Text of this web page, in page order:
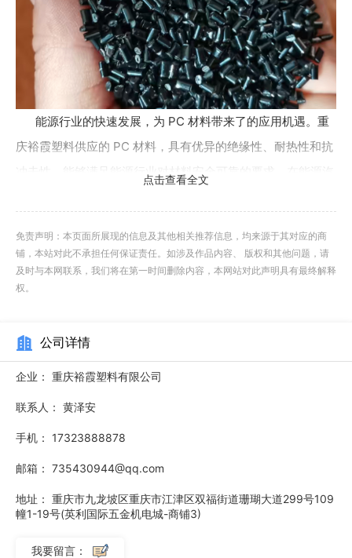
能源行业的快速发展，为 PC 材料带来了的应用机遇。重
庆裕霞塑料供应的 PC 材料，具有优异的绝缘性、耐热性和抗
冲击性，能够满足能源行业对材料安全可靠的要求。在能源汽
壳、仪表盘、中控面板等零部件；在光伏领域，可用于制造光
伏逆变器外壳、接线盒、光伏组件边框等产品；在风电领域，
可用于制造风电控制系统外壳、机舱罩内部部件等产品。公司
PC 材料，满足客户的多样化需求。成都加纤增强PC批发价格
重庆裕霞提供 PC 一站式采购服务，搭配 ABS、PA66 等材料
点击查看全文
免责声明：本页面所展现的信息及其他相关推荐信息，均来源于其对应的商
铺，本站对此不承担任何保证责任。如涉及作品内容、 版权和其他问题，请
及时与本网联系，我们将在第一时间删除内容，本网站对此声明具有最终解释
权。
公司详情
企业： 重庆裕霞塑料有限公司
联系人： 黄泽安
手机： 17323888878
邮箱： 735430944@qq.com
地址： 重庆市九龙坡区重庆市江津区双福街道珊瑚大道299号109
幢1-19号(英利国际五金机电城-商铺3)
我要留言：